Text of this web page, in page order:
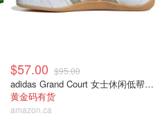
$57.00 $95.00
adidas Grand Court 女士休闲低帮运动鞋
黄金码有货
amazon.ca